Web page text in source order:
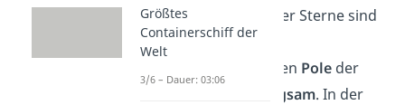
zu uns. Einige dieser Sterne sind
längst erloschen.
🧲 Die magnetischen Pole der
wandern langsam. In der
Größtes
Containerschiff der
Welt
3/6 – Dauer: 03:06